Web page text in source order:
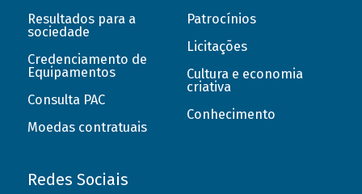
Resultados para a
sociedade
Credenciamento de
Equipamentos
Consulta PAC
Moedas contratuais
Patrocínios
Licitações
Cultura e economia
criativa
Conhecimento
Redes Sociais